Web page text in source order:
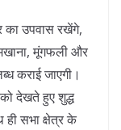
का उपवास रखेंगे,
मूंगफली और
कराई जाएगी।
देखते हुए शुद्ध
ही सभा क्षेत्र के